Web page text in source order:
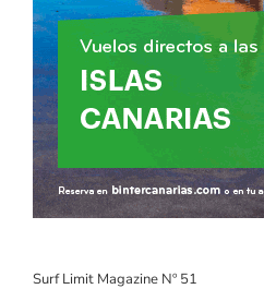
Surf Limit Magazine Nº 51